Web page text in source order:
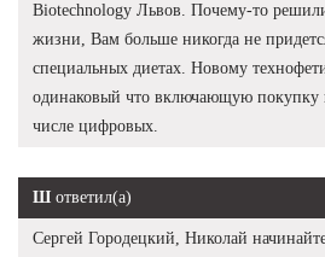
Biotechnology Львов. Почему-то
жизни, Вам больше никогда не
специальных диетах. Новому
одинаковый что включающую покупку
числе цифровых.
Ш ответил(а)
Сергей Городецкий, Николай